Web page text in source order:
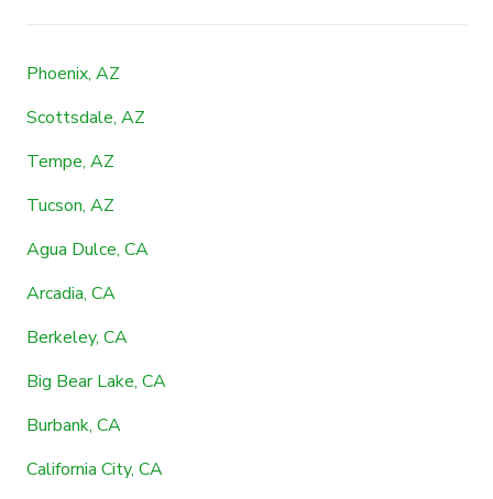
Phoenix, AZ
Scottsdale, AZ
Tempe, AZ
Tucson, AZ
Agua Dulce, CA
Arcadia, CA
Berkeley, CA
Big Bear Lake, CA
Burbank, CA
California City, CA